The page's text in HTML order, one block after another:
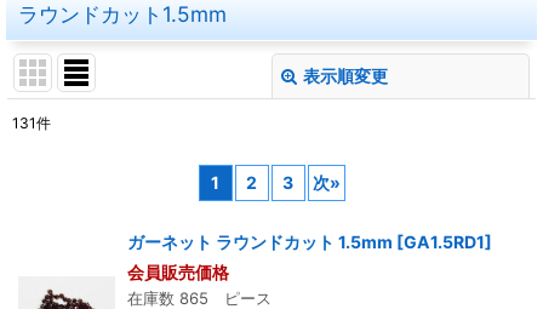
ラウンドカット1.5mm
表示順変更
131件
1 2 3 次»
ガーネット ラウンドカット 1.5mm [GA1.5RD1]
会員販売価格
在庫数 865 ピース